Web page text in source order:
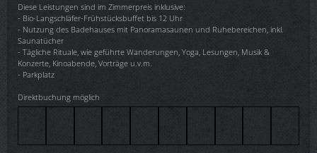
Diese Leistungen sind im Zimmerpreis inklusive:
- Bio-Langschläfer-Frühstücksbuffet bis 12 Uhr
- Nutzung des Badehauses mit Panoramasaunen und Ruhebereichen, inkl.
Saunatücher
- Tägliche Rituale, wie geführte Wanderungen, Yoga, Lesungen, Musik &
Konzerte, Kinoabende, Vorträge u.v.m.
- Parkplatz
Direktbuchung möglich